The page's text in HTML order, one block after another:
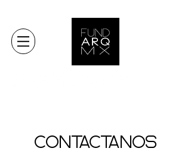
Contáctanos